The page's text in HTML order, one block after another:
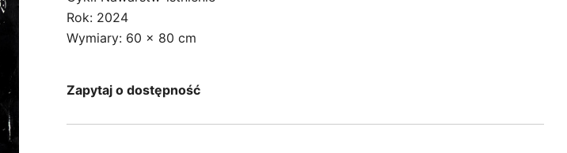
Rok: 2024
Wymiary: 60 x 80 cm
Zapytaj o dostępność